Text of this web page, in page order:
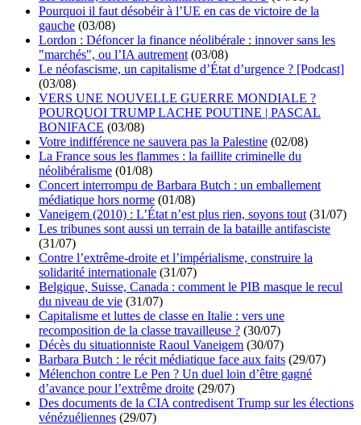
Pourquoi il faut désobéir à l’UE en cas de victoire de la
gauche (03/08)
Lordon : Défoncer la finance néolibérale : innover sans les
"marchés", ou l’IA autrement (03/08)
Le néofascisme, un capitalisme d’État d’urgence ? [Podcast]
(03/08)
VERS UNE NOUVELLE GUERRE MONDIALE ?
POURQUOI TRUMP LACHE POUTINE | PASCAL
BONIFACE (03/08)
Votre indifférence ne sauvera pas la Palestine (02/08)
La France sous les flammes : la faillite criminelle du
néolibéralisme (01/08)
Concert interrompu de Barbara Butch : un emballement
médiatique hors norme (01/08)
Vaneigem (2010) : L’État n’est plus rien, soyons tout (31/07)
Les tribunes sont aussi un terrain de la bataille antifasciste
(31/07)
Contre l’extrême-droite et l’impérialisme, construire la
solidarité internationale (31/07)
Belgique, Suisse, Canada : comment le PIB masque le recul
du niveau de vie (31/07)
Capitalisme et luttes de classe en Italie : vers une
recomposition de la classe travailleuse ? (30/07)
Décès du situationniste Raoul Vaneigem (30/07)
Barbara Butch : le récit médiatique face aux faits (29/07)
Mélenchon contre Le Pen ? Un duel loin d’être gagné
d’avance pour l’extrême droite (29/07)
Des documents de la CIA contredisent Trump sur les élections
vénézuéliennes (29/07)